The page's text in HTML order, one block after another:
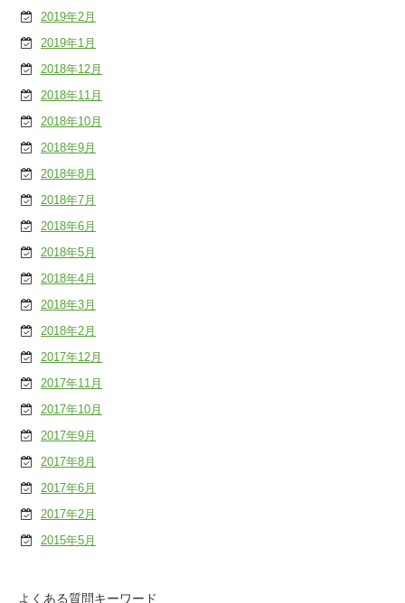
2019年2月
2019年1月
2018年12月
2018年11月
2018年10月
2018年9月
2018年8月
2018年7月
2018年6月
2018年5月
2018年4月
2018年3月
2018年2月
2017年12月
2017年11月
2017年10月
2017年9月
2017年8月
2017年6月
2017年2月
2015年5月
よくある質問キーワード